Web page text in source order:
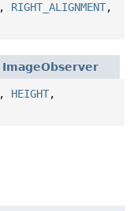
, RIGHT_ALIGNMENT,
ImageObserver
, HEIGHT,